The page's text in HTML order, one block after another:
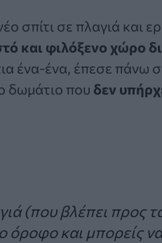
σπίτι σε πλαγιά και
και φιλόξενο χώρο
ένα-ένα, έπεσε πάνω
δωμάτιο που δεν
(που βλέπει προς
όροφο και μπορείς